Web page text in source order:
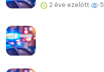
2 éve ezelőtt